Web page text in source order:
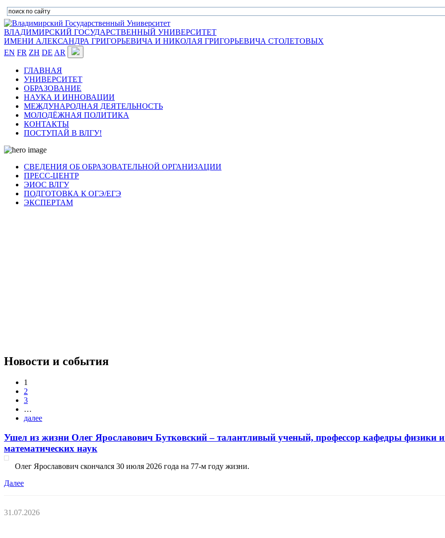
ВЛАДИМИРСКИЙ ГОСУДАРСТВЕННЫЙ УНИВЕРСИТЕТ
ИМЕНИ АЛЕКСАНДРА ГРИГОРЬЕВИЧА И НИКОЛАЯ ГРИГОРЬЕВИЧА СТОЛЕТОВЫХ
EN FR ZH DE AR
ГЛАВНАЯ
УНИВЕРСИТЕТ
ОБРАЗОВАНИЕ
НАУКА И ИННОВАЦИИ
МЕЖДУНАРОДНАЯ ДЕЯТЕЛЬНОСТЬ
МОЛОДЁЖНАЯ ПОЛИТИКА
КОНТАКТЫ
ПОСТУПАЙ В ВЛГУ!
СВЕДЕНИЯ ОБ ОБРАЗОВАТЕЛЬНОЙ ОРГАНИЗАЦИИ
ПРЕСС-ЦЕНТР
ЭИОС ВЛГУ
ПОДГОТОВКА К ОГЭ/ЕГЭ
ЭКСПЕРТАМ
Новости и события
1
2
3
…
далее
Ушел из жизни Олег Ярославович Бутковский – талантливый ученый, профессор кафедры физики
математических наук
Олег Ярославович скончался 30 июля 2026 года на 77-м году жизни.
Далее
31.07.2026